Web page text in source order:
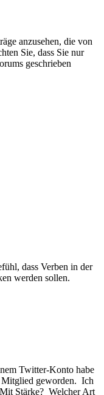
anzusehen, die von
Sie, dass Sie nur
geschrieben
dass Verben in der
werden sollen.
Twitter-Konto habe
Mitglied geworden. Ich
Stärke? Welcher Art